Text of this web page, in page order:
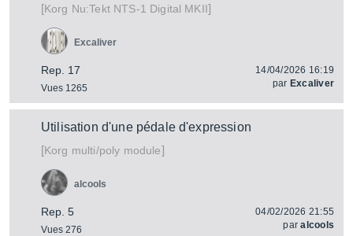
[Korg Nu:Tekt NTS-1 Digital MKII]
Rep. 17
Vues 1265
Excaliver
14/04/2026 16:19
par Excaliver
Utilisation d'une pédale d'expression
[Korg multi/poly module]
Rep. 5
Vues 276
alcools
04/02/2026 21:55
paralcools